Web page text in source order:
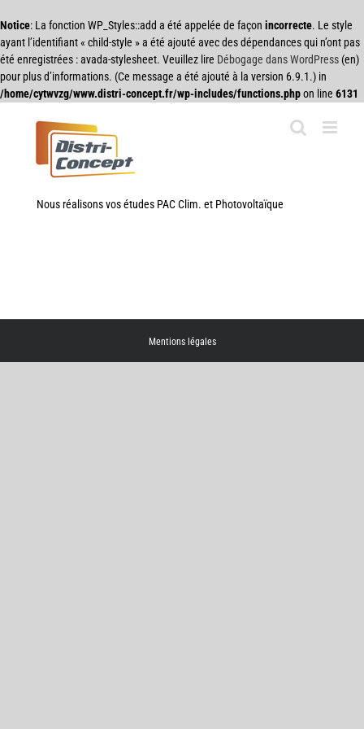
Notice: La fonction WP_Styles::add a été appelée de façon incorrecte. Le style
ayant l’identifiant « child-style » a été ajouté avec des dépendances qui n’ont pas
été enregistrées : avada-stylesheet. Veuillez lire Débogage dans WordPress (en)
pour plus d’informations. (Ce message a été ajouté à la version 6.9.1.) in
/home/cytwvzg/www.distri-concept.fr/wp-includes/functions.phpon line 6131
Nous réalisons vos études PAC Clim. et Photovoltaïque
Mentions légales